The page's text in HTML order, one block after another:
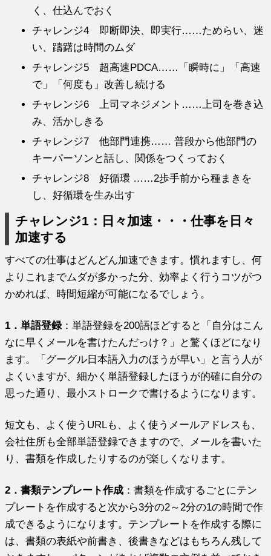
く、仕込んでおく
チャレンジ4 即断即決、即実行……ためらい、迷
い、躊躇は時間のムダ
チャレンジ5 超高速PDCA……「瞬時に」「高速
で」「何度も」改善し続ける
チャレンジ6 上司マネジメント……上司を巻き込
み、活かしきる
チャレンジ7 他部門連携…… 普段から他部門の
キーパーソンと話し、関係をつくっておく
チャレンジ8 好循環 ……2歩手前から種まきを
し、好循環を生み出す
チャレンジ1：日々加速・・・仕事を日々
加速する
すべての仕事はどんどん加速できます。慣れますし、何
よりこれまでムダが多かった分、効率よく行うコツがつ
かめれば、時間短縮が可能になるでしょう。
1．単語登録：単語登録を200語ほどすると「 自分はこん
なに早くメールを書けたんだっけ？」
と驚くほどになり
ます。「グーグル日本語入力のほうが早い」
と言う人が
よくいますが、細かく単語登録したほうが的確に自分の
思った通り、最小ストロークで書けるようになります。
短文も、よく使うURLも、よく使うメールアドレスも、
会社住所も全部単語登録できますので、メールを書いた
り、書類を作成したりするのが楽しくなります。
2．書類テンプレート作成 ：書類を作成するごとにテン
プレートを作成すると次から3分の2～ 2分の1の時間で作
成できるようになります。 テンプレートを作成する際に
は、書類の表紙や前書き、後書きなどはもちろん残して